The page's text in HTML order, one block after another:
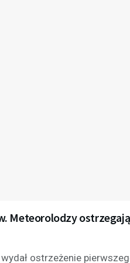
Meteorolodzy
ostrzeżenie